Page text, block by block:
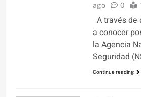
ago
0
A través de
a conocer
la Agencia
Seguridad
Continue reading